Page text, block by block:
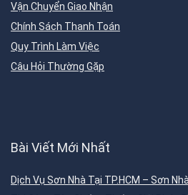
Vận Chuyển Giao Nhận
Chính Sách Thanh Toán
Quy Trình Làm Việc
Câu Hỏi Thường Gặp
Bài Viết Mới Nhất
Dịch Vụ Sơn Nhà Tại TP.HCM – Sơn